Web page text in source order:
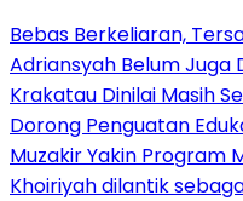
Bebas Berkeliaran,
Adriansyah Belum Juga
Krakatau Dinilai Masih
Dorong Penguatan
Muzakir Yakin Program
Khoiriyah dilantik